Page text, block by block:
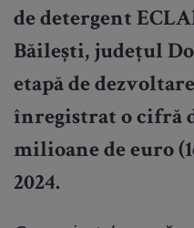
de detergent
Băilești, județul
etapă de
înregistrat o cifră
milioane de euro
2024.